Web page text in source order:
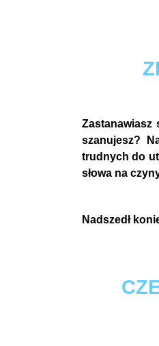
szanujesz?
trudnych do
słowa na
Nadszedł